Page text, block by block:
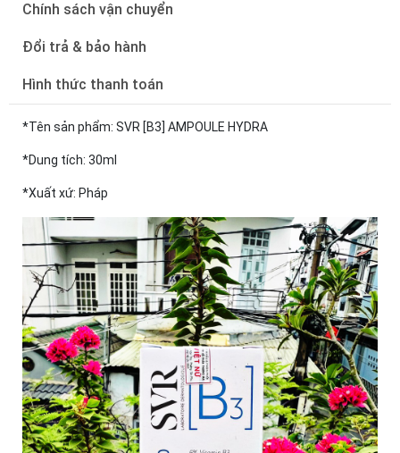
Chính sách vận chuyển
Đổi trả & bảo hành
Hình thức thanh toán
*Tên sản phẩm: SVR [B3] AMPOULE HYDRA
*Dung tích: 30ml
*Xuất xứ: Pháp